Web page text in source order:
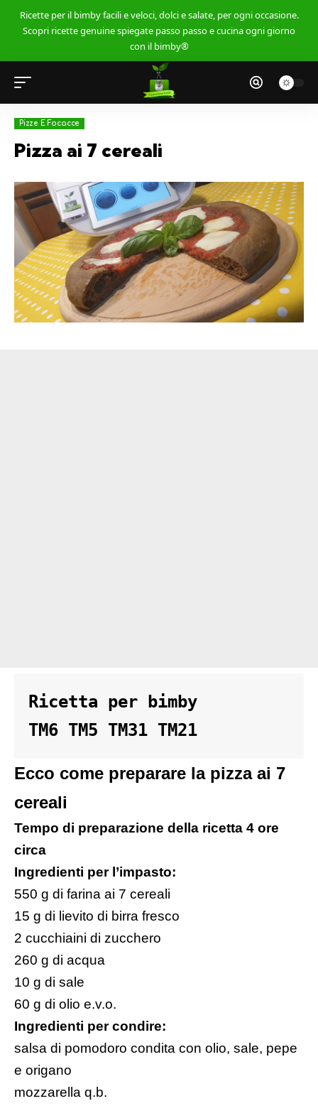
Ricette per il bimby facili e veloci, dolci e salate, per ogni occasione.
Scopri ricette genuine spiegate passo passo e cucina ogni giorno
con il bimby®
Pizze E Focacce
Pizza ai 7 cereali
Ricetta per bimby
TM6 TM5 TM31 TM21
Ecco come preparare la pizza ai 7
cereali
Tempo di preparazione della ricetta 4 ore
circa
Ingredienti per l’impasto:
550 g di farina ai 7 cereali
15 g di lievito di birra fresco
2 cucchiaini di zucchero
260 g di acqua
10 g di sale
60 g di olio e.v.o.
Ingredienti per condire:
salsa di pomodoro condita con olio, sale, pepe
e origano
mozzarella q.b.